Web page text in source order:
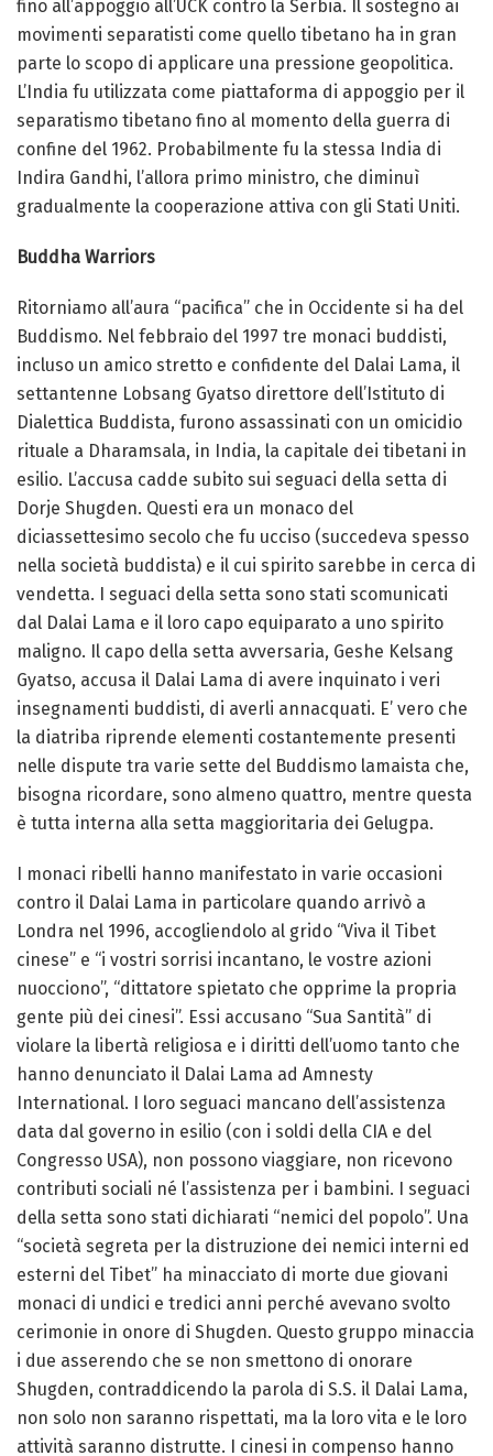
fino all’appoggio all’UCK contro la Serbia. Il sostegno ai
movimenti separatisti come quello tibetano ha in gran
parte lo scopo di applicare una pressione geopolitica.
L’India fu utilizzata come piattaforma di appoggio per il
separatismo tibetano fino al momento della guerra di
confine del 1962. Probabilmente fu la stessa India di
Indira Gandhi, l’allora primo ministro, che diminuì
gradualmente la cooperazione attiva con gli Stati Uniti.
Buddha Warriors
Ritorniamo all’aura “pacifica” che in Occidente si ha del
Buddismo. Nel febbraio del 1997 tre monaci buddisti,
incluso un amico stretto e confidente del Dalai Lama, il
settantenne Lobsang Gyatso direttore dell’Istituto di
Dialettica Buddista, furono assassinati con un omicidio
rituale a Dharamsala, in India, la capitale dei tibetani in
esilio. L’accusa cadde subito sui seguaci della setta di
Dorje Shugden. Questi era un monaco del
diciassettesimo secolo che fu ucciso (succedeva spesso
nella società buddista) e il cui spirito sarebbe in cerca di
vendetta. I seguaci della setta sono stati scomunicati
dal Dalai Lama e il loro capo equiparato a uno spirito
maligno. Il capo della setta avversaria, Geshe Kelsang
Gyatso, accusa il Dalai Lama di avere inquinato i veri
insegnamenti buddisti, di averli annacquati. E’ vero che
la diatriba riprende elementi costantemente presenti
nelle dispute tra varie sette del Buddismo lamaista che,
bisogna ricordare, sono almeno quattro, mentre questa
è tutta interna alla setta maggioritaria dei Gelugpa.
I monaci ribelli hanno manifestato in varie occasioni
contro il Dalai Lama in particolare quando arrivò a
Londra nel 1996, accogliendolo al grido “Viva il Tibet
cinese” e “i vostri sorrisi incantano, le vostre azioni
nuocciono”, “dittatore spietato che opprime la propria
gente più dei cinesi”. Essi accusano “Sua Santità” di
violare la libertà religiosa e i diritti dell’uomo tanto che
hanno denunciato il Dalai Lama ad Amnesty
International. I loro seguaci mancano dell’assistenza
data dal governo in esilio (con i soldi della CIA e del
Congresso USA), non possono viaggiare, non ricevono
contributi sociali né l’assistenza per i bambini. I seguaci
della setta sono stati dichiarati “nemici del popolo”. Una
“società segreta per la distruzione dei nemici interni ed
esterni del Tibet” ha minacciato di morte due giovani
monaci di undici e tredici anni perché avevano svolto
cerimonie in onore di Shugden. Questo gruppo minaccia
i due asserendo che se non smettono di onorare
Shugden, contraddicendo la parola di S.S. il Dalai Lama,
non solo non saranno rispettati, ma la loro vita e le loro
attività saranno distrutte. I cinesi in compenso hanno